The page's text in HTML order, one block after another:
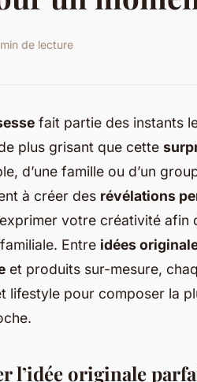
de lecture
fait partie des instants
plus grisant que cette
d’une famille ou d’un
à créer des révélations
votre créativité afin
Entre idées
et produits sur-mesure,
lifestyle pour composer la
l’idée originale